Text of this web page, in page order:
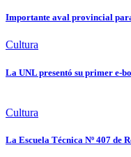
Importante aval provincial
Cultura
La UNL presentó su primer e-
Cultura
La Escuela Técnica Nº 407 de